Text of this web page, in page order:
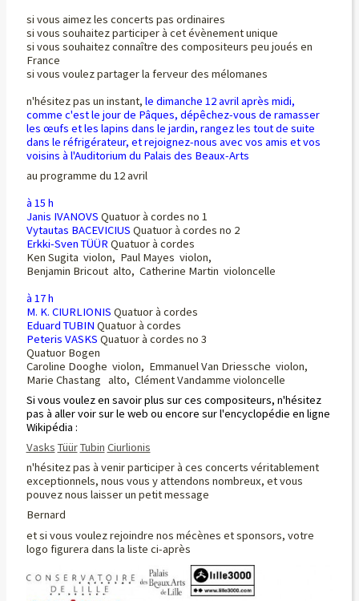
si vous aimez les concerts pas ordinaires
si vous souhaitez participer à cet évènement unique
si vous souhaitez connaître des compositeurs peu joués en
France
si vous voulez partager la ferveur des mélomanes
n'hésitez pas un instant, le dimanche 12 avril après midi,
comme c'est le jour de Pâques, dépêchez-vous de ramasser
les œufs et les lapins dans le jardin, rangez les tout de suite
dans le réfrigérateur, et rejoignez-nous avec vos amis et vos
voisins à l'Auditorium du Palais des Beaux-Arts
au programme du 12 avril
à 15 h
Janis IVANOVS Quatuor à cordes no 1
Vytautas BACEVICIUS Quatuor à cordes no 2
Erkki-Sven TÜÜR Quatuor à cordes
Ken Sugita violon, Paul Mayes violon,
Benjamin Bricout alto, Catherine Martin violoncelle
à 17 h
M. K. CIURLIONIS Quatuor à cordes
Eduard TUBIN Quatuor à cordes
Peteris VASKS Quatuor à cordes no 3
Quatuor Bogen
Caroline Dooghe violon, Emmanuel Van Driessche violon,
Marie Chastang alto, Clément Vandamme violoncelle
Si vous voulez en savoir plus sur ces compositeurs, n'hésitez
pas à aller voir sur le web ou encore sur l'encyclopédie en ligne
Wikipédia :
Vasks TüürTubin Ciurlionis
n'hésitez pas à venir participer à ces concerts véritablement
exceptionnels, nous vous y attendons nombreux, et vous
pouvez nous laisser un petit message
Bernard
et si vous voulez rejoindre nos mécènes et sponsors, votre
logo figurera dans la liste ci-après